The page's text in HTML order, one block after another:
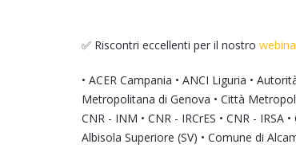
✅ Riscontri eccellenti per il nostro
• ACER Campania • ANCI Liguria •
Metropolitana di Genova • Città
CNR - INM • CNR - IRCrES • CNR -
Albisola Superiore (SV) • Comune di